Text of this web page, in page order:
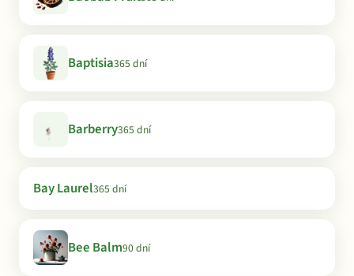
Baptisia365 dní
Barberry365 dní
Bay Laurel365 dní
Bee Balm90 dní